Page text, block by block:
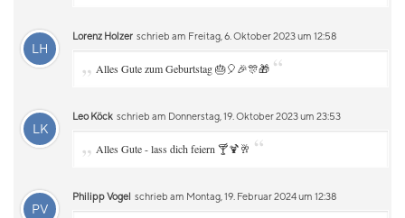
LH
Lorenz Holzer schrieb am Freitag, 6. Oktober 2023 um 12:58
„ Alles Gute zum Geburtstag 🎂🎈🎉🎊🎁 “
LK
Leo Köck schrieb am Donnerstag, 19. Oktober 2023 um 23:53
„ Alles Gute - lass dich feiern 🍸🍹🥂 “
PV
Philipp Vogel schrieb am Montag, 19. Februar 2024 um 12:38